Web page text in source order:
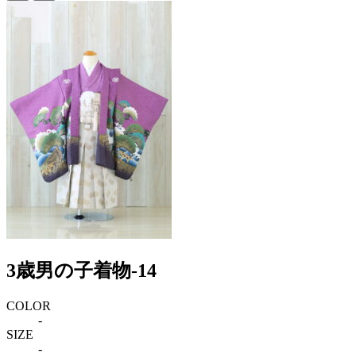
3歳男の子着物-14
COLOR
-
SIZE
-